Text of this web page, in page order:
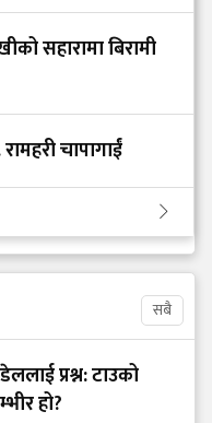
सहारामा बिरामी
चापागाईं
सबै
प्रश्न: टाउको
हो?